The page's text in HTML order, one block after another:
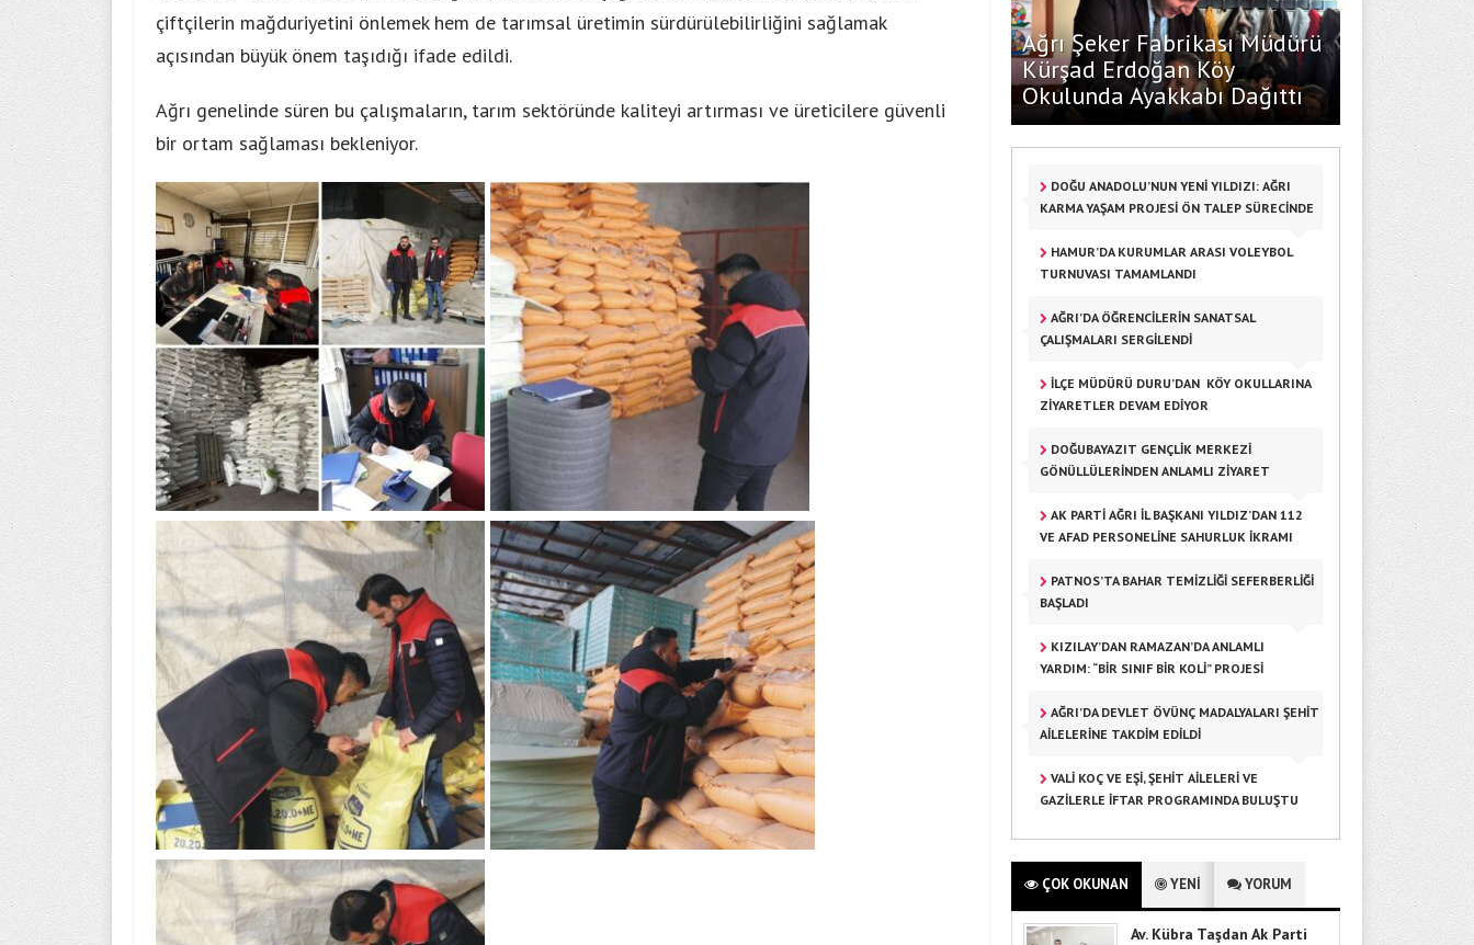
çiftçilerin mağduriyetini önlemek hem de tarımsal üretimin sürdürülebilirliğini sağlamak
açısından büyük önem taşıdığı ifade edildi.
Ağrı genelinde süren bu çalışmaların, tarım sektöründe kaliteyi artırması ve üreticilere güvenli
bir ortam sağlaması bekleniyor.
Ağrı Şeker Fabrikası Müdürü
Kürşad Erdoğan Köy
Okulunda Ayakkabı Dağıttı
DOĞU ANADOLU’NUN YENİ YILDIZI: AĞRI
KARMA YAŞAM PROJESİ ÖN TALEP SÜRECİNDE
HAMUR’DA KURUMLAR ARASI VOLEYBOL
TURNUVASI TAMAMLANDI
AĞRI’DA ÖĞRENCILERIN SANATSAL
ÇALIŞMALARI SERGILENDI
İLÇE MÜDÜRÜ DURU’DAN KÖY OKULLARINA
ZIYARETLER DEVAM EDIYOR
DOĞUBAYAZIT GENÇLIK MERKEZI
GÖNÜLLÜLERINDEN ANLAMLI ZIYARET
AK PARTI AĞRI İL BAŞKANI YILDIZ’DAN 112
VE AFAD PERSONELINE SAHURLUK İKRAMI
PATNOS’TA BAHAR TEMIZLIĞI SEFERBERLIĞI
BAŞLADI
KIZILAY’DAN RAMAZAN’DA ANLAMLI
YARDIM: “BIR SINIF BIR KOLI” PROJESI
AĞRI’DA DEVLET ÖVÜNÇ MADALYALARI ŞEHIT
AILELERINE TAKDIM EDILDI
VALI KOÇ VE EŞI, ŞEHIT AILELERI VE
GAZILERLE İFTAR PROGRAMINDA BULUŞTU
ÇOK OKUNAN YENİ YORUM
Av. Kübra Taşdan Ak Parti